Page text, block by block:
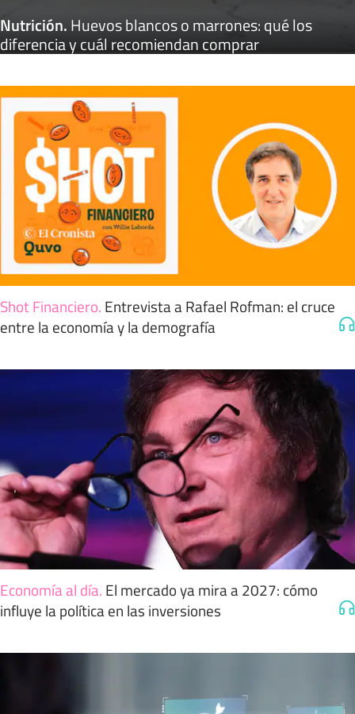
Nutrición.Huevos blancos o marrones: qué los
diferencia y cuál recomiendan comprar
Shot Financiero. Entrevista a Rafael Rofman: el cruce
entre la economía y la demografía
Economía al día. El mercado ya mira a 2027: cómo
influye la política en las inversiones